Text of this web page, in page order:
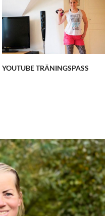
M
laga av den här hemma.
är planering viktigt för mig
bra träningspass. Och ja..
så motivationen är inte
M
så skönt ibland!
YOUTUBE TRÄNINGSPASS